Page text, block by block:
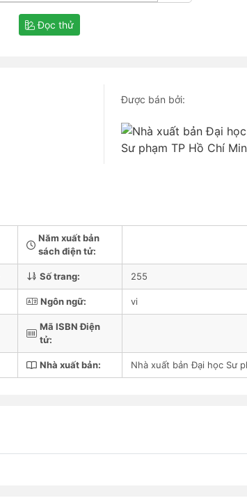
Đọc thử
Được bán bởi:
Năm xuất bản
sách điện tử:
Số trang: 255
Ngôn ngữ: vi
Mã ISBN Điện
tử:
Nhà xuất bản: Nhà xuất bản Đại học Sư